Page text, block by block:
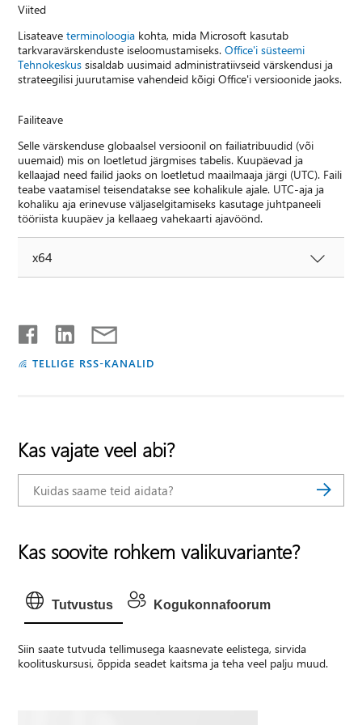
Viited
Lisateaveterminoloogia kohta, mida Microsoft kasutab
tarkvaravärskenduste iseloomustamiseks.Office'i süsteemi
Tehnokeskus sisaldab uusimaid administratiivseid värskendusi ja
strateegilisi juurutamise vahendeid kõigi Office'i versioonide jaoks.
Failiteave
Selle värskenduse globaalsel versioonil on failiatribuudid (või
uuemaid) mis on loetletud järgmises tabelis. Kuupäevad ja
kellaajad need failid jaoks on loetletud maailmaaja järgi (UTC). Faili
teabe vaatamisel teisendatakse see kohalikule ajale. UTC-aja ja
kohaliku aja erinevuse väljaselgitamiseks kasutage juhtpaneeli
tööriista kuupäev ja kellaaeg vahekaarti ajavöönd.
x64
TELLIGE RSS-KANALID
Kas vajate veel abi?
Kas soovite rohkem valikuvariante?
Tutvustus Kogukonnafoorum
Siin saate tutvuda tellimusega kaasnevate eelistega, sirvida
koolituskursusi, õppida seadet kaitsma ja teha veel palju muud.